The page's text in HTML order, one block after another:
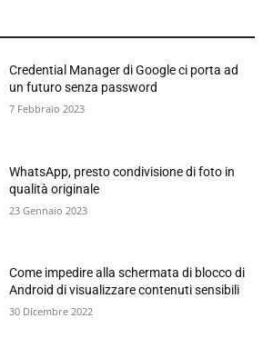
Credential Manager di Google ci porta ad
un futuro senza password
7 Febbraio 2023
WhatsApp, presto condivisione di foto in
qualità originale
23 Gennaio 2023
Come impedire alla schermata di blocco di
Android di visualizzare contenuti sensibili
30 Dicembre 2022